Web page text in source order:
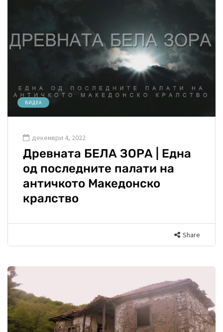
ВИДЕА
декември 4, 2022
Древната БЕЛА ЗОРА | Една
од последните палати на
античкото Македонско
кралство
Share